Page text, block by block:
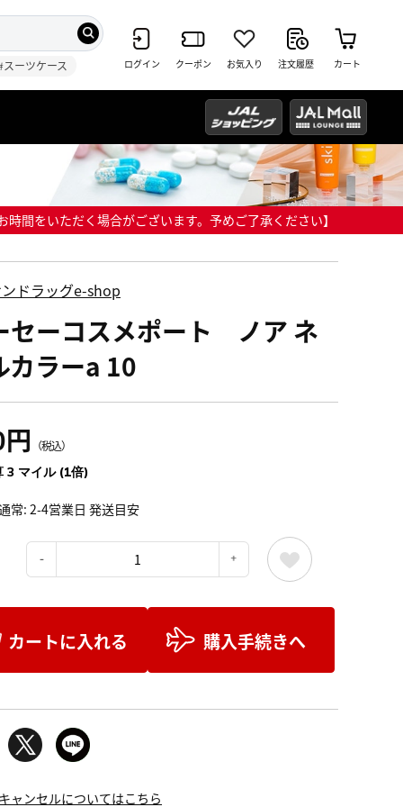
スーツケース ログイン クーポン お気入り 注文履歴 カート
間をいただく場合がございます。予めご了承ください】
ドラッグe-shop
セーコスメポート ノア ネ
カラーa 10
（税込）
3 マイル (1倍)
常: 2-4営業日 発送目安
カートに入れる 購入手続きへ
ャンセルについてはこちら